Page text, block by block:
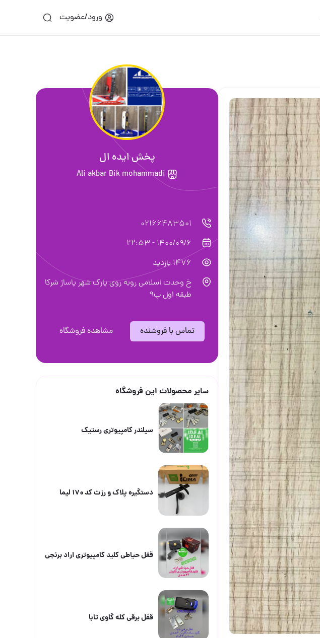
ورود/عضویت
پخش ایده ال
Ali akbar Bik mohammadi
02166483501
1400/09/6 - 22:53
1476 بازدید
خ وحدت اسلامی روبه روی پارک شهر پاساژ شرکا
طبقه اول پ۹
تماس با فروشنده مشاهده فروشگاه
سایر محصولات این فروشگاه
سیلندر کامپیوتری رستیک
دستگیره پلاک و رزت کد ۱۷۰ لیما
قفل حیاطی کلید کامپیوتری اراد برنجی
قفل برقی کله گاوی تابا